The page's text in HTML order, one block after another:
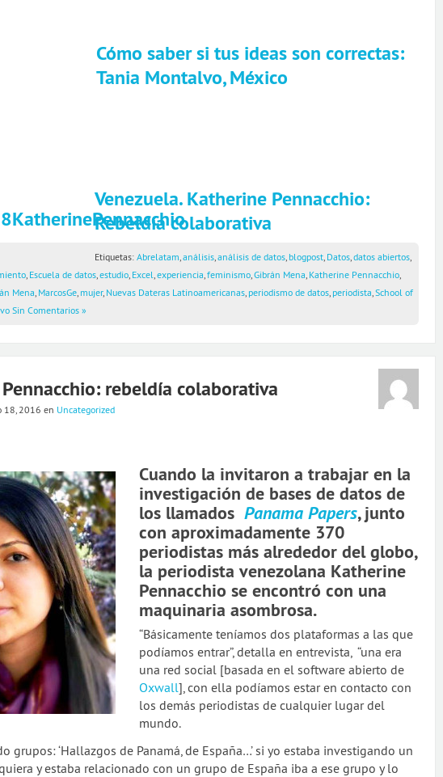
Cómo saber si tus ideas son correctas:
Tania Montalvo, México
Venezuela. Katherine Pennacchio:
Rebeldía colaborativa
Etiquetas: Abrelatam,análisis,análisis de datos, blogpost, Datos,datos abiertos,
, Escuela de datos,estudio, Excel,experiencia,feminismo,Gibrán Mena, Katherine Pennacchio,
Mena, MarcosGe, mujer, Nuevas Dateras Latinoamericanas, periodismo de datos, periodista,School of
Sin Comentarios »
rebeldía colaborativa
18, 2016 en Uncategorized
Cuando la invitaron a trabajar en la
investigación de bases de datos de
los llamados Panama Papers, junto
con aproximadamente 370
periodistas más alrededor del globo,
la periodista venezolana Katherine
Pennacchio se encontró con una
maquinaria asombrosa.
“Básicamente teníamos dos plataformas a las que
podíamos entrar”, detalla en entrevista, “una era
una red social [basada en el software abierto de
Oxwall], con ella podíamos estar en contacto con
los demás periodistas de cualquier lugar del
mundo.
grupos: ‘Hallazgos de Panamá, de España…’ si yo estaba investigando un
y estaba relacionado con un grupo de España iba a ese grupo y lo